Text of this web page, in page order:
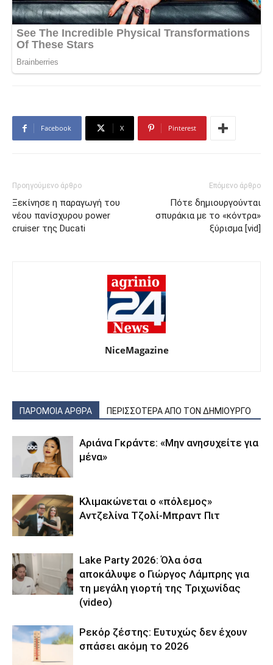
Facebook X Pinterest
Προηγούμενο άρθρο
Ξεκίνησε η παραγωγή του
νέου πανίσχυρου power
cruiser της Ducati
Επόμενο άρθρο
Πότε δημιουργούνται
σπυράκια με το «κόντρα»
ξύρισμα [vid]
NiceMagazine
ΠΑΡΟΜΟΙΑ ΑΡΘΡΑ ΠΕΡΙΣΣΟΤΕΡΑ ΑΠΟ ΤΟΝ ΔΗΜΙΟΥΡΓΟ
Αριάνα Γκράντε: «Μην ανησυχείτε για
μένα»
Κλιμακώνεται ο «πόλεμος»
Αντζελίνα Τζολί-Μπραντ Πιτ
Lake Party 2026: Όλα όσα
αποκάλυψε ο Γιώργος Λάμπρης για
τη μεγάλη γιορτή της Τριχωνίδας
(video)
Ρεκόρ ζέστης: Ευτυχώς δεν έχουν
σπάσει ακόμη το 2026